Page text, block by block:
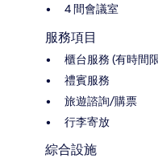
4 間會議室
服務項目
櫃台服務 (有時間
禮賓服務
旅遊諮詢/購票
行李寄放
綜合設施